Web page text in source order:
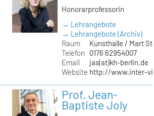
Honorarprofessorin
→ Lehrangebote
→ Lehrangebote (Archiv)
Raum
Kunsthalle / Mart
Telefon
0176 62954007
Email
jas(at)kh-berlin.de
Website http://www.inter-
Prof. Jean-
Baptiste Joly